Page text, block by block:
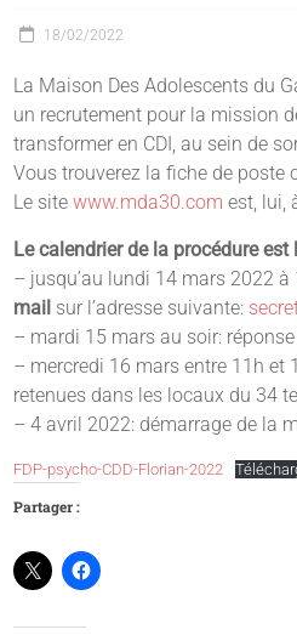
18/02/2022
La Maison Des Adolescents du
un recrutement pour la mission
transformer en CDI, au sein de
Vous trouverez la fiche de poste
Le site www.mda30.com est, lui,
Le calendrier de la procédure est
– jusqu’au lundi 14 mars 2022
mail sur l’adresse suivante:
– mardi 15 mars au soir:
– mercredi 16 mars entre 11h et
retenues dans les locaux du 34
– 4 avril 2022: démarrage de la
FDP-psycho-CDD-Florian-2022
Partager :